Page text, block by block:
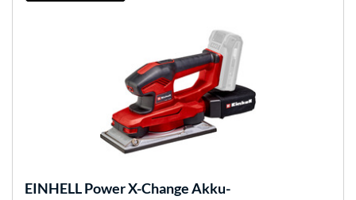
EINHELLPower X-Change Akku-